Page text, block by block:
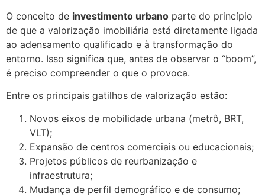
O conceito de investimento urbano parte do princípio
de que a valorização imobiliária está diretamente ligada
ao adensamento qualificado e à transformação do
entorno. Isso significa que, antes de observar o “boom”,
é preciso compreender o que o provoca.
Entre os principais gatilhos de valorização estão:
Novos eixos de mobilidade urbana (metrô, BRT,
VLT);
Expansão de centros comerciais ou educacionais;
Projetos públicos de reurbanização e
infraestrutura;
Mudança de perfil demográfico e de consumo;